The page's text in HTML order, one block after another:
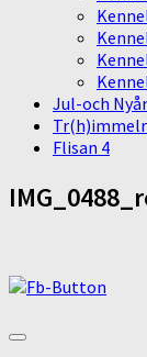
Jul-och
Flisan 4